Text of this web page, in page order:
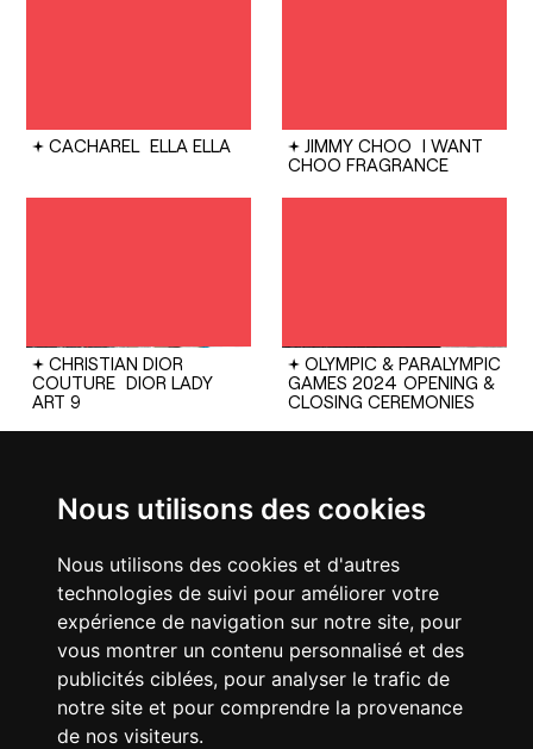
Nous utilisons des cookies
Nous utilisons des cookies et d'autres
technologies de suivi pour améliorer votre
expérience de navigation sur notre site, pour
vous montrer un contenu personnalisé et des
publicités ciblées, pour analyser le trafic de
notre site et pour comprendre la provenance
de nos visiteurs.
CACHAREL ELLA ELLA JIMMY CHOO I WANT
CHOO FRAGRANCE
CHRISTIAN DIOR
COUTURE DIOR LADY
ART 9
OLYMPIC & PARALYMPIC
GAMES 2024 OPENING &
CLOSING CEREMONIES
CHANEL 25 HANDBAG FENDI SPRING SUMMER
25 SHOW